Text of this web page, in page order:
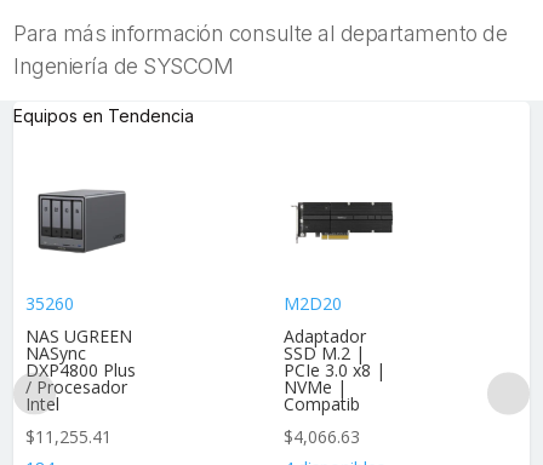
Para más información consulte al departamento de
Ingeniería de SYSCOM
Equipos en Tendencia
35260
NAS UGREEN
NASync
DXP4800 Plus
/ Procesador
Intel
$11,255.41
M2D20
Adaptador
SSD M.2 |
PCIe 3.0 x8 |
NVMe |
Compatib
$4,066.63